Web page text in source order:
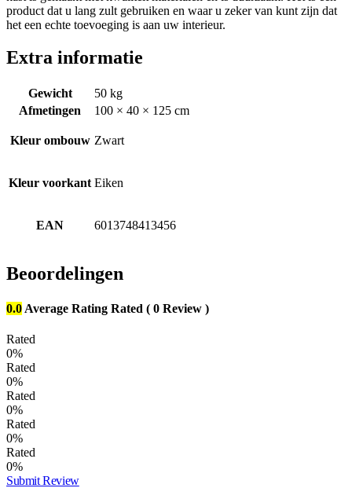
product dat u lang zult gebruiken en waar u zeker van kunt zijn dat
het een echte toevoeging is aan uw interieur.
Extra informatie
Gewicht
50 kg
Afmetingen
100 × 40 × 125 cm
Kleur ombouw Zwart
Kleur voorkant Eiken
EAN 6013748413456
Beoordelingen
0.0 Average Rating Rated ( 0 Review )
Rated
0%
Rated
0%
Rated
0%
Rated
0%
Rated
0%
Submit Review